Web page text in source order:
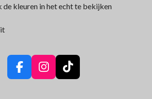
de kleuren in het echt te bekijken
F
I
T